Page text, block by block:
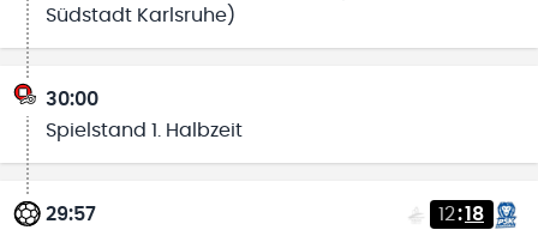
Südstadt Karlsruhe)
30:00
Spielstand 1. Halbzeit
29:57 12:18